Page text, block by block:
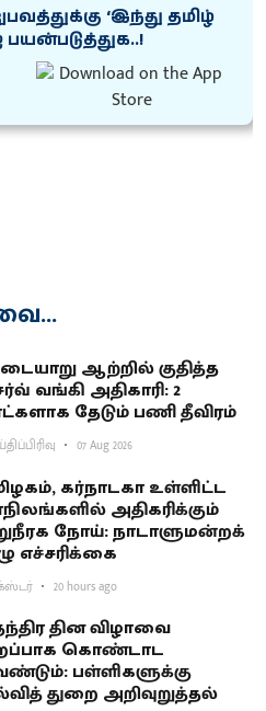
‘இந்து தமிழ்
பயன்படுத்துக..!
ஆற்றில் குதித்த
வங்கி அதிகாரி: 2
தேடும் பணி தீவிரம்
07 Aug 2026
கர்நாடகா உள்ளிட்ட
அதிகரிக்கும்
நோய்: நாடாளுமன்றக்
எச்சரிக்கை
20 hours ago
தின விழாவை
கொண்டாட
பள்ளிகளுக்கு
துறை அறிவுறுத்தல்